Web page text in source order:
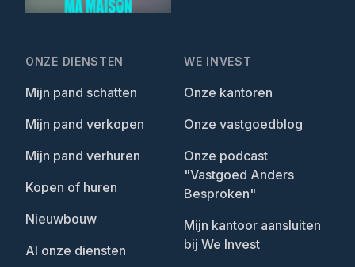
ONZE DIENSTEN
Mijn pand schatten
Mijn pand verkopen
Mijn pand verhuren
Kopen of huren
Nieuwbouw
Al onze diensten
WE INVEST
Onze kantoren
Onze vastgoedblog
Onze podcast
"Vastgoed Anders
Besproken"
Mijn kantoor aansluiten
bij We Invest